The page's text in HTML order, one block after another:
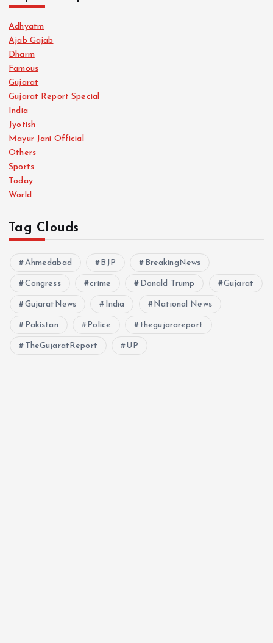
i
o
n
Adhyatm
Ajab Gajab
Dharm
Famous
Gujarat
Gujarat Report Special
India
Jyotish
Mayur Jani Official
Others
Sports
Today
World
Tag Clouds
Ahmedabad BJP BreakingNews
Congress crime Donald Trump Gujarat
GujaratNews India National News
Pakistan Police thegujarareport
TheGujaratReport UP